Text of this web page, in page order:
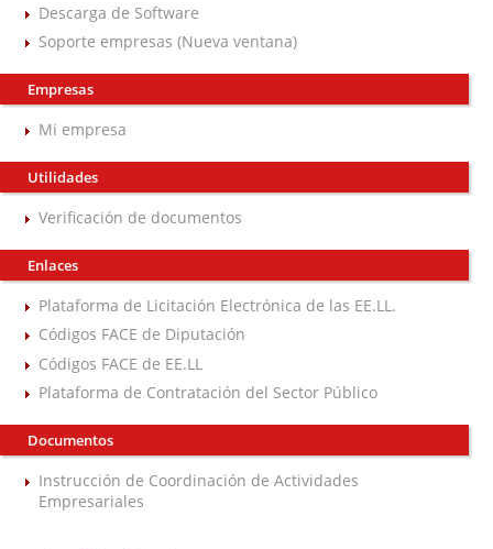
Descarga de Software
Soporte empresas (Nueva ventana)
Empresas
Mi empresa
Utilidades
Verificación de documentos
Enlaces
Plataforma de Licitación Electrónica de las EE.LL.
Códigos FACE de Diputación
Códigos FACE de EE.LL
Plataforma de Contratación del Sector Público
Documentos
Instrucción de Coordinación de Actividades
Empresariales